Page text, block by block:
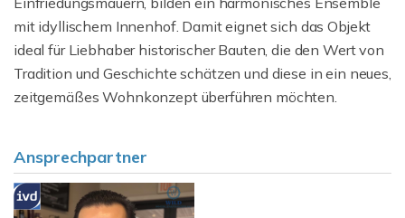
mit idyllischem Innenhof. Damit eignet sich das Objekt
ideal für Liebhaber historischer Bauten, die den Wert von
Tradition und Geschichte schätzen und diese in ein neues,
zeitgemäßes Wohnkonzept überführen möchten.
Ansprechpartner